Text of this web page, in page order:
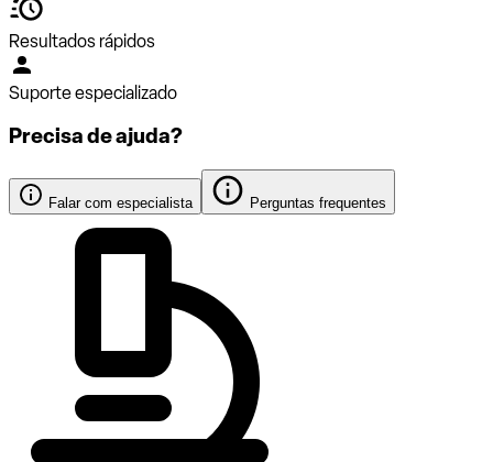
Resultados rápidos
Suporte especializado
Precisa de ajuda?
Falar com especialista Perguntas frequentes